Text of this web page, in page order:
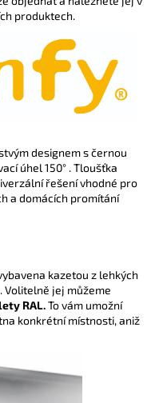
produktech.
designem s černou
úhel 150° . Tloušťka
řešení vhodné pro
a domácích promítání
kazetou z lehkých
. Volitelně jej můžeme
RAL.To vám umožní
konkrétní místnosti, aniž